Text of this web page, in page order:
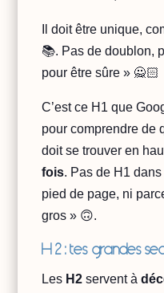
Il doit être unique,
📚. Pas de doublon,
pour être sûre » 🙅🏻
C’est ce H1 que
pour comprendre de
doit se trouver en
fois. Pas de H1
pied de page, ni
gros » 🙃.
H 2 : tes grandes
Les H2 servent à